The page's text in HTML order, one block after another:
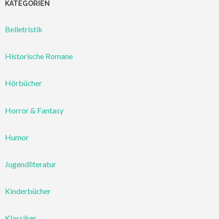
KATEGORIEN
Belletristik
Historische Romane
Hörbücher
Horror & Fantasy
Humor
Jugendliteratur
Kinderbücher